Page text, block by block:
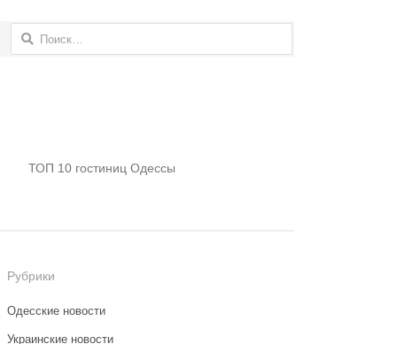
Найти:
ТОП 10 гостиниц Одессы
Рубрики
Одесские новости
Украинские новости